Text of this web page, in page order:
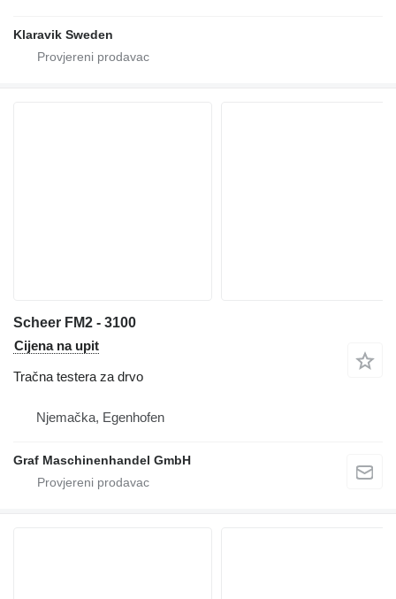
Klaravik Sweden
Scheer FM2 - 3100
Cijena na upit
Tračna testera za drvo
Njemačka, Egenhofen
Graf Maschinenhandel GmbH